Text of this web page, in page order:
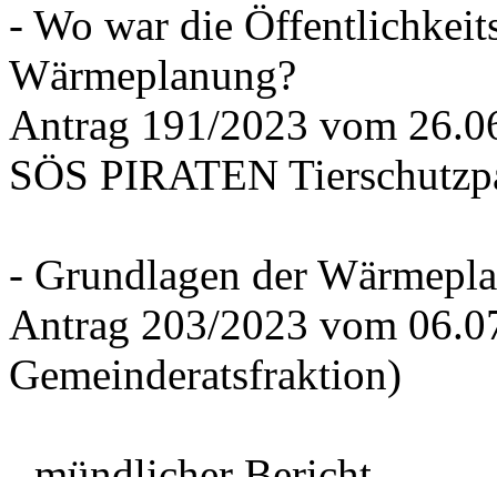
- Wo war die
Wärmeplanung?
Antrag 191/2023 vom
SÖS PIRATEN
- Grundlagen der
Antrag 203/2023 vom
Gemeinderatsfraktion)